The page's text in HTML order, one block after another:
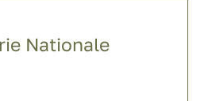
Nationale